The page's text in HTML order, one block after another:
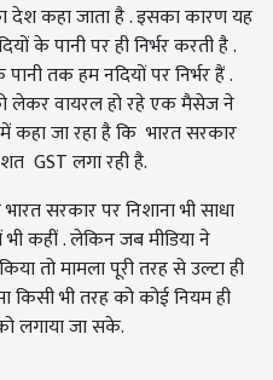
देश कहा जाता है . इसका कारण यह
के पानी पर ही निर्भर करती है .
तक हम नदियों पर निर्भर हैं .
लेकर वायरल हो रहे एक मैसेज ने
जा रहा है कि भारत सरकार
GST लगा रही है.
सरकार पर निशाना भी साधा
कहीं . लेकिन जब मीडिया ने
तो मामला पूरी तरह से उल्टा ही
भी तरह को कोई नियम ही
लगाया जा सके.